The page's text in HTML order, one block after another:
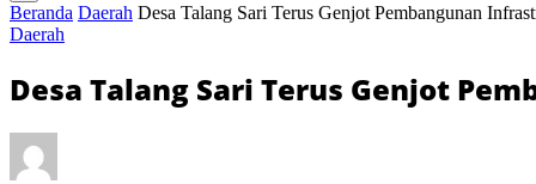
Beranda Daerah Desa Talang Sari Terus Genjot Pembangunan
Daerah
Desa Talang Sari Terus Genjot